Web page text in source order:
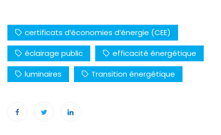
certificats d’économies d’énergie (CEE)
éclairage public
efficacité énergétique
luminaires
Transition énergétique